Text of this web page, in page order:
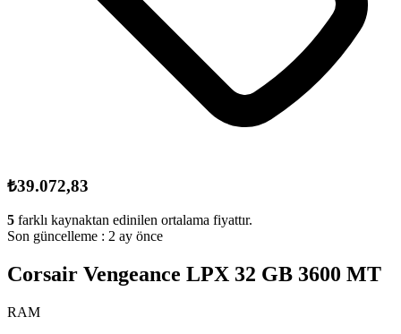
₺39.072,83
5 farklı kaynaktan edinilen ortalama fiyattır.
Son güncelleme : 2 ay önce
Corsair Vengeance LPX 32 GB 3600 MT
RAM